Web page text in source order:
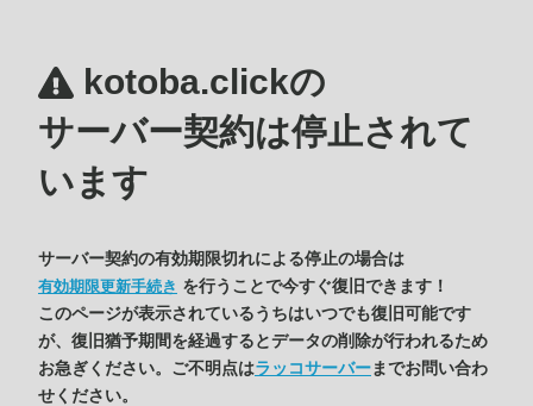
kotoba.clickの
サーバー契約は停止されて
います
サーバー契約の有効期限切れによる停止の場合は
有効期限更新手続き を行うことで今すぐ復旧できます！
このページが表示されているうちはいつでも復旧可能です
が、復旧猶予期間を経過するとデータの削除が行われるため
お急ぎください。ご不明点はラッコサーバーまでお問い合わ
せください。